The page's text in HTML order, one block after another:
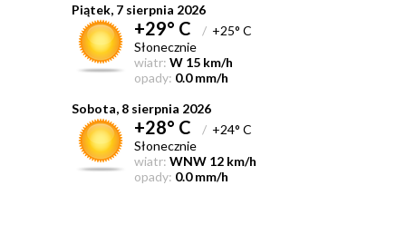
Piątek, 7 sierpnia 2026
+29° C /+25° C
Słonecznie
wiatr: W 15 km/h
opady: 0.0 mm/h
Sobota, 8 sierpnia 2026
+28° C /+24° C
Słonecznie
wiatr: WNW 12 km/h
opady: 0.0 mm/h